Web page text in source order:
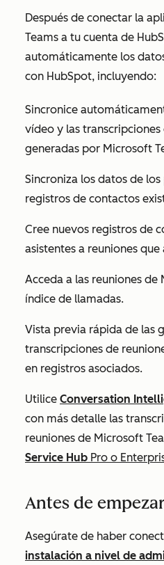
Después de conectar la
Teams a tu cuenta de
automáticamente los
con HubSpot, incluyendo:
Sincronice
vídeo y las transcripciones
generadas por Microsoft
Sincroniza los datos de
registros de contactos
Cree nuevos registros de
asistentes a reuniones que
Acceda a las reuniones de
índice de llamadas.
Vista previa rápida de las
transcripciones de
en registros asociados.
Utilice Conversation
con más detalle las
reuniones de Microsoft
Service Hub Pro o
Antes de
Asegúrate de haber
instalación a nivel de